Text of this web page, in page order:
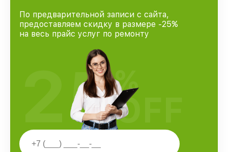
По предварительной записи с сайта,
предоставляем скидку в размере -25%
на весь прайс услуг по ремонту
25%
OFF